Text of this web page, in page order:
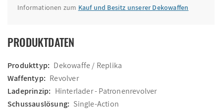
Informationen zum Kauf und Besitz unserer Dekowaffen
PRODUKTDATEN
Produkttyp: Dekowaffe / Replika
Waffentyp: Revolver
Ladeprinzip: Hinterlader - Patronenrevolver
Schussauslösung: Single-Action